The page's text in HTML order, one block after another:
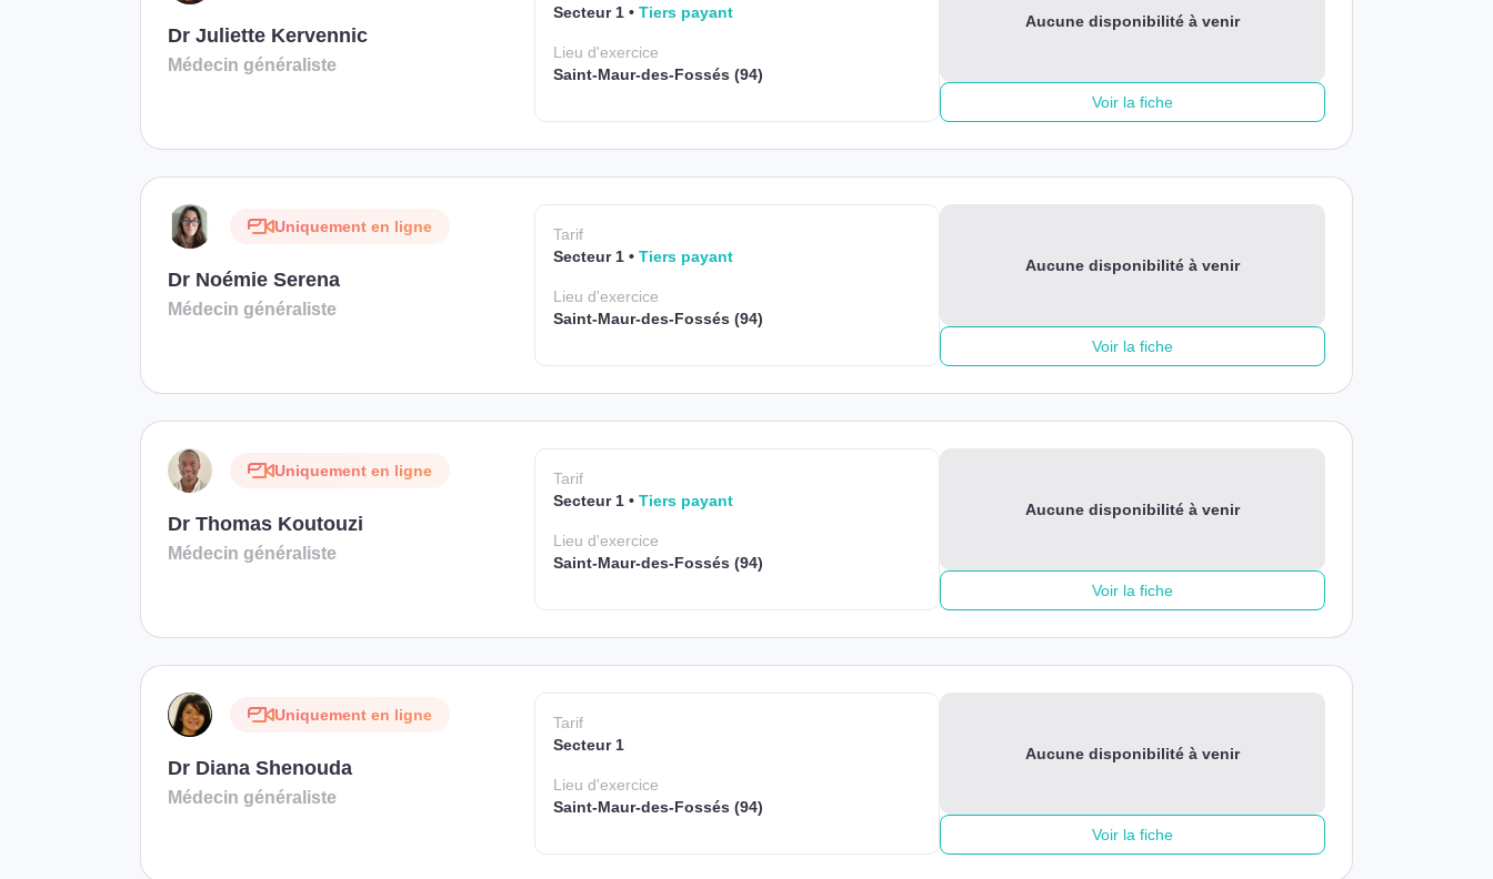
Dr Juliette Kervennic
Médecin généraliste
Secteur 1
Tiers payant
Lieud'exercice
Saint-Maur-des-Fossés (94)
Aucune disponibilité à venir
Voir la fiche
Uniquement en ligne
Dr Noémie Serena
Médecin généraliste
Tarif
Secteur 1
Tiers payant
Lieud'exercice
Saint-Maur-des-Fossés (94)
Aucune disponibilité à venir
Voir la fiche
Uniquement en ligne
Dr Thomas Koutouzi
Médecin généraliste
Tarif
Secteur 1
Tiers payant
Lieud'exercice
Saint-Maur-des-Fossés (94)
Aucune disponibilité à venir
Voir la fiche
Uniquement en ligne
Dr Diana Shenouda
Médecin généraliste
Tarif
Secteur 1
Lieud'exercice
Saint-Maur-des-Fossés (94)
Aucune disponibilité à venir
Voir la fiche